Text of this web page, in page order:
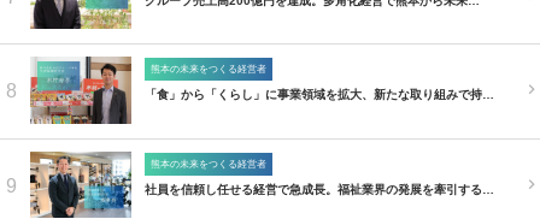
8
熊本の未来をつくる経営者
「食」から「くらし」に事業領域を拡大、新たな取り組みで持…
9
熊本の未来をつくる経営者
社員を信頼し任せる経営で急成長。福祉業界の発展を牽引する…